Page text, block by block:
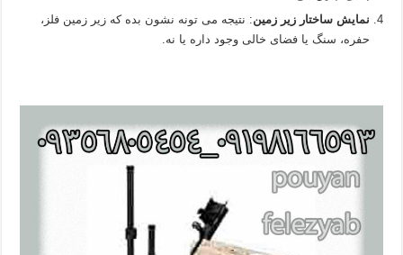
نمایش ساختار زیر زمین: نتیجه می‌ تونه نشون بده که زیر زمین فلز،
حفره، سنگ یا فضای خالی وجود داره یا نه.